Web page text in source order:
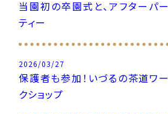
当園初の卒園式と、アフターパー
ティー
2026/03/27
保護者も参加！いづるの茶道ワー
クショップ